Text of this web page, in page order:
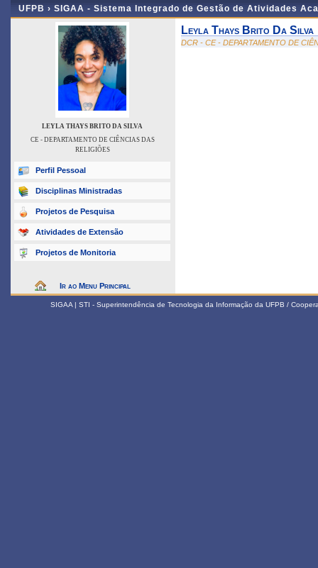
UFPB › SIGAA - Sistema Integrado de Gestão de Atividades
LEYLA THAYS BRITO DA SILVA
CE - DEPARTAMENTO DE CIÊNCIAS DAS
RELIGIÕES
Perfil Pessoal
Disciplinas Ministradas
Projetos de Pesquisa
Atividades de Extensão
Projetos de Monitoria
Ir ao Menu Principal
Leyla Thays Brito Da Silva
DCR - CE - DEPARTAMENTO DE
SIGAA | STI - Superintendência de Tecnologia da Informação da UFPB /